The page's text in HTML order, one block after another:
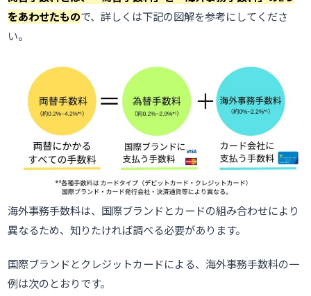
をあわせたもので、詳しくは下記の図解を参考にしてくださ
い。
海外事務手数料は、国際ブランドとカードの組み合わせにより
異なるため、知りたければ調べる必要があります。
国際ブランドとクレジットカードによる、海外事務手数料の一
例は次のとおりです。